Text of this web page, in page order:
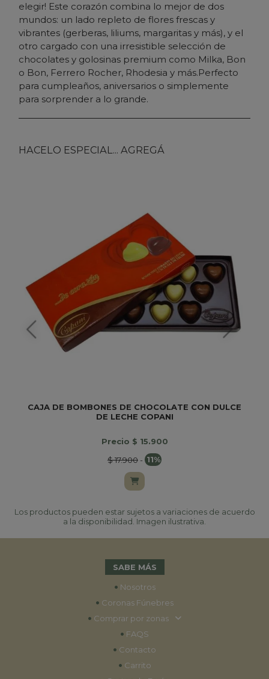
elegir! Este corazón combina lo mejor de dos
mundos: un lado repleto de flores frescas y
vibrantes (gerberas, liliums, margaritas y más), y el
otro cargado con una irresistible selección de
chocolates y golosinas premium como Milka, Bon
o Bon, Ferrero Rocher, Rhodesia y más.Perfecto
para cumpleaños, aniversarios o simplemente
para sorprender a lo grande.
HACELO ESPECIAL... AGREGÁ
CAJA DE BOMBONES DE CHOCOLATE CON DULCE
DE LECHE COPANI
Precio $ 15.900
$ 17.900- 11%
Los productos pueden estar sujetos a variaciones de acuerdo
a la disponibilidad. Imagen ilustrativa.
SABE MÁS
• Nosotros
• Coronas Fúnebres
• Comprar por zonas
• FAQS
• Contacto
• Carrito